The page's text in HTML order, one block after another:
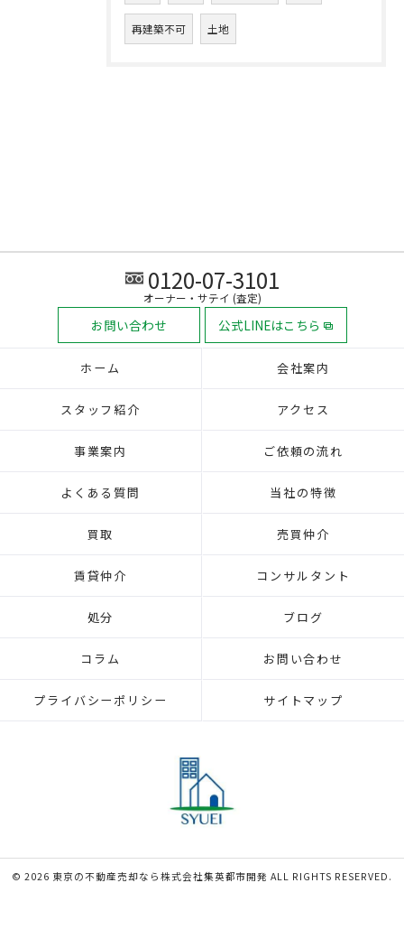
再建築不可 土地
0120-07-3101
オーナー・サテイ (査定)
お問い合わせ 公式LINEはこちら
ホーム 会社案内
スタッフ紹介 アクセス
事業案内 ご依頼の流れ
よくある質問 当社の特徴
買取 売買仲介
賃貸仲介 コンサルタント
処分 ブログ
コラム お問い合わせ
プライバシーポリシー サイトマップ
© 2026 東京の不動産売却なら株式会社集英都市開発 ALL RIGHTS RESERVED.